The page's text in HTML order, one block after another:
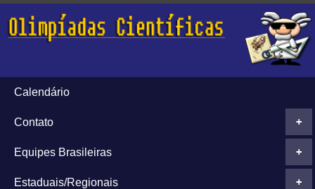
Calendário
+
Contato
+
Equipes Brasileiras
+
Estaduais/Regionais